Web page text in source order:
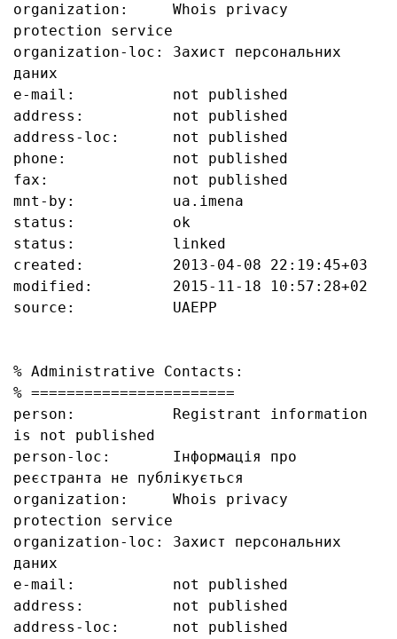
organization:     Whois privacy
protection service
organization-loc: Захист персональних
даних
e-mail:           not published
address:          not published
address-loc:      not published
phone:            not published
fax:              not published
mnt-by:           ua.imena
status:           ok
status:           linked
created:          2013-04-08 22:19:45+03
modified:         2015-11-18 10:57:28+02
source:           UAEPP
% Administrative Contacts:
% =======================
person:           Registrant information
is not published
person-loc:       Інформація про
реєстранта не публікується
organization:     Whois privacy
protection service
organization-loc: Захист персональних
даних
e-mail:           not published
address:          not published
address-loc:      not published